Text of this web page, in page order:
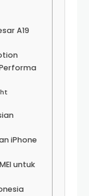
A19
Performa
iPhone
untuk